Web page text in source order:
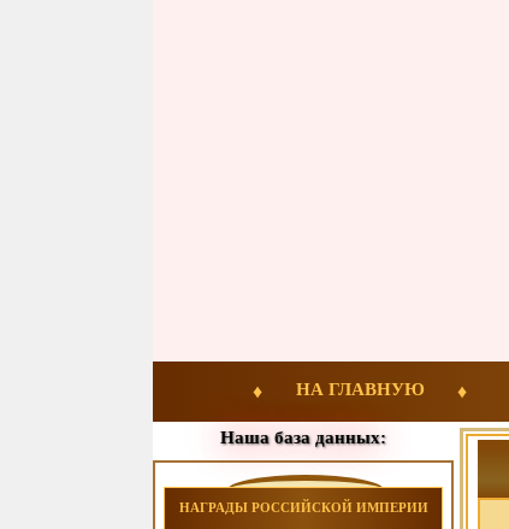
НА ГЛАВНУЮ
Наша база данных:
НАГРАДЫ РОССИЙСКОЙ ИМПЕРИИ